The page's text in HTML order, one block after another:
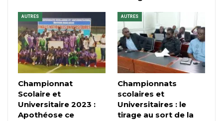
AUTRES
Championnat
Scolaire et
Universitaire 2023 :
Apothéose ce
AUTRES
Championnats
scolaires et
Universitaires : le
tirage au sort de la